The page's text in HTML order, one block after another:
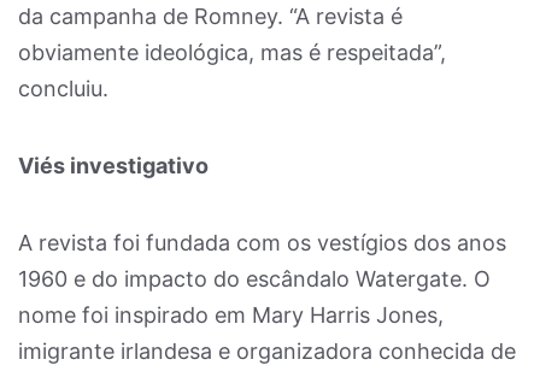
da campanha de Romney. “A revista é
obviamente ideológica, mas é respeitada”,
concluiu.
Viés investigativo
A revista foi fundada com os vestígios dos anos
1960 e do impacto do escândalo Watergate. O
nome foi inspirado em Mary Harris Jones,
imigrante irlandesa e organizadora conhecida de